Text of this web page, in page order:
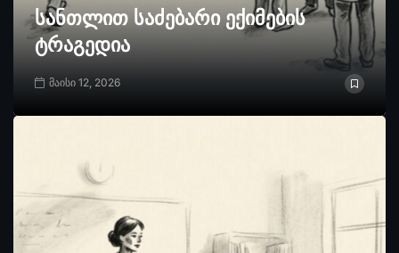
სანთლით საძებარი ექიმების
ტრაგედია
მაისი 12, 2026